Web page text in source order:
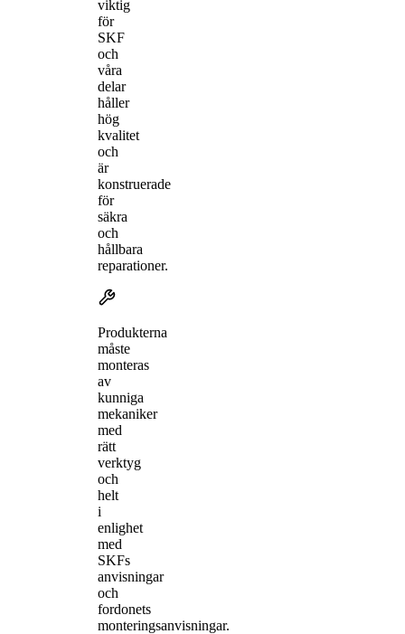
viktig
för
SKF
och
våra
delar
håller
hög
kvalitet
och
är
konstruerade
för
säkra
och
hållbara
reparationer.
Produkterna
måste
monteras
av
kunniga
mekaniker
med
rätt
verktyg
och
helt
i
enlighet
med
SKFs
anvisningar
och
fordonets
monteringsanvisningar.